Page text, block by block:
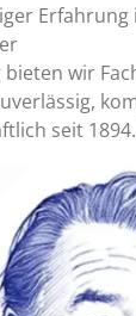
Erfahrung
wir
seit 1894.